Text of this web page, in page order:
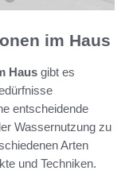
im Haus
Haus gibt es
entscheidende
Wassernutzung zu
Arten
und Techniken.